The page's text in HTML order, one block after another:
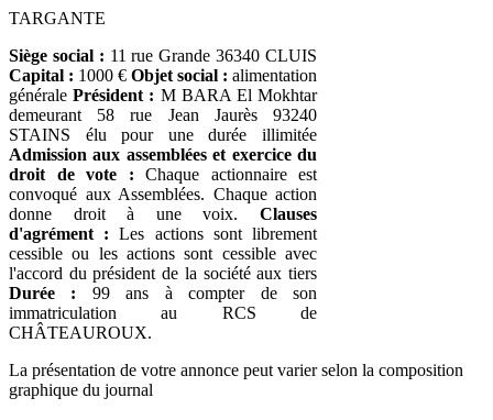
TARGANTE
Siège social : 11 rue Grande 36340 CLUIS
Capital : 1000 € Objet social : alimentation
généralePrésident : M BARA El Mokhtar
demeurant 58 rue Jean Jaurès 93240
STAINS élu pour une durée illimitée
Admission aux assemblées et exercice du
droit de vote : Chaque actionnaire est
convoqué aux Assemblées. Chaque action
donne droit à une voix. Clauses
d'agrément : Les actions sont librement
cessible ou les actions sont cessible avec
l'accord du président de la société aux tiers
Durée : 99 ans à compter de son
immatriculation au RCS de
CHÂTEAUROUX.
La présentation de votre annonce peut varier selon la composition
graphique du journal